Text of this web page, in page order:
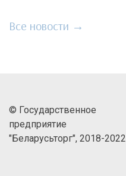
Все новости →
© Государственное
предприятие
"Беларусьторг", 2018-2022